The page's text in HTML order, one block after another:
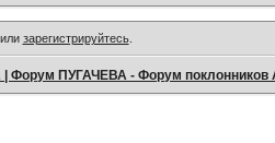
зарегистрируйтесь.
| Форум ПУГАЧЕВА - Форум